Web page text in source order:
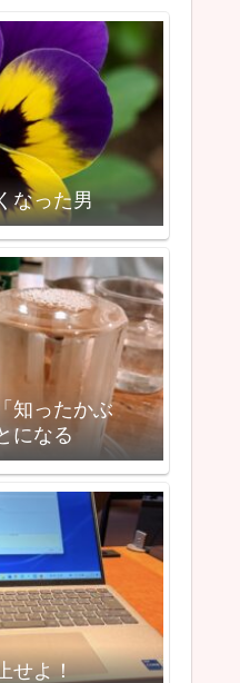
なった男
知ったかぶ
になる
せよ！